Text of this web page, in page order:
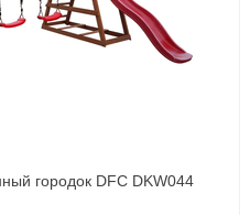
городок DFC DKW044